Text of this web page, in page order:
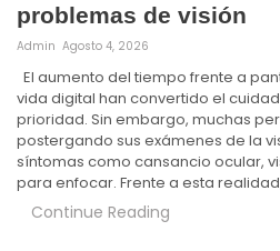
problemas de visión
Admin Agosto 4, 2026
El aumento del tiempo frente a
vida digital han convertido el
prioridad. Sin embargo, muchas
postergando sus exámenes de la
síntomas como cansancio ocular,
para enfocar. Frente a esta
Continue Reading